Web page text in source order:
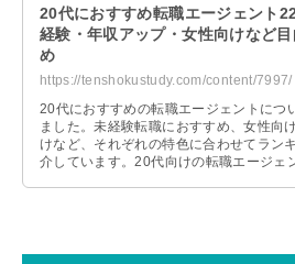
20代におすすめ転職エージェント
経験・年収アップ・女性向けなど目
め
https://tenshokustudy.com/content/7997/
20代におすすめの転職エージェントにつ
ました。未経験転職におすすめ、女性向
けなど、それぞれの特色に合わせてラン
介しています。20代向けの転職エージェ